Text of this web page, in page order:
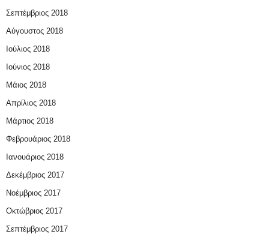
Σεπτέμβριος 2018
Αύγουστος 2018
Ιούλιος 2018
Ιούνιος 2018
Μάιος 2018
Απρίλιος 2018
Μάρτιος 2018
Φεβρουάριος 2018
Ιανουάριος 2018
Δεκέμβριος 2017
Νοέμβριος 2017
Οκτώβριος 2017
Σεπτέμβριος 2017